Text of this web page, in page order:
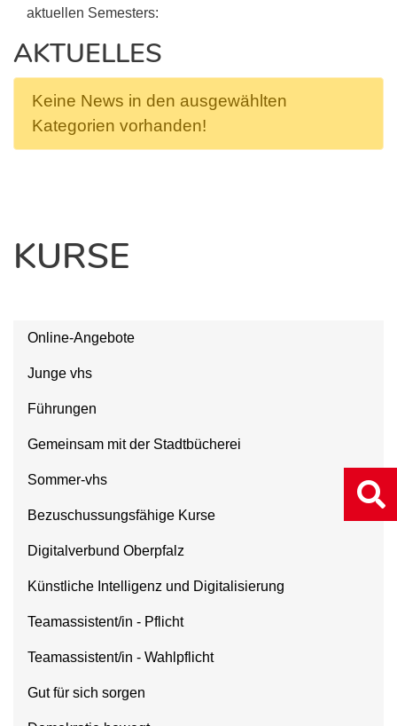
aktuellen Semesters:
AKTUELLES
Keine News in den ausgewählten
Kategorien vorhanden!
KURSE
Online-Angebote
Junge vhs
Führungen
Gemeinsam mit der Stadtbücherei
Sommer-vhs
Bezuschussungsfähige Kurse
Digitalverbund Oberpfalz
Künstliche Intelligenz und Digitalisierung
Teamassistent/in - Pflicht
Teamassistent/in - Wahlpflicht
Gut für sich sorgen